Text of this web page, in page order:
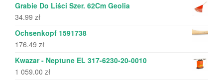
Grabie Do Liści Szer. 62Cm Geolia
34.99 zł
Ochsenkopf 1591738
176.49 zł
Kwazar - Neptune EL 317-6230-20-0010
1 059.00 zł